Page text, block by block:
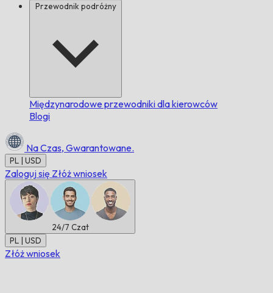
Przewodnik podróżny
Międzynarodowe przewodniki dla kierowców
Blogi
Na Czas, Gwarantowane.
PL | USD
Zaloguj się Złóż wniosek
24/7 Czat
PL | USD
Złóż wniosek